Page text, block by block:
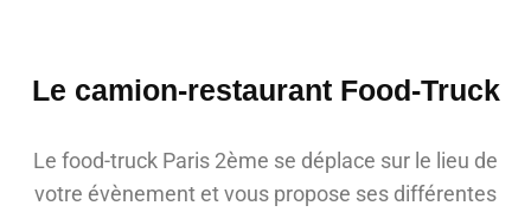
Le camion-restaurant Food-Truck
Le food-truck Paris 2ème se déplace sur le lieu de
votre évènement et vous propose ses différentes